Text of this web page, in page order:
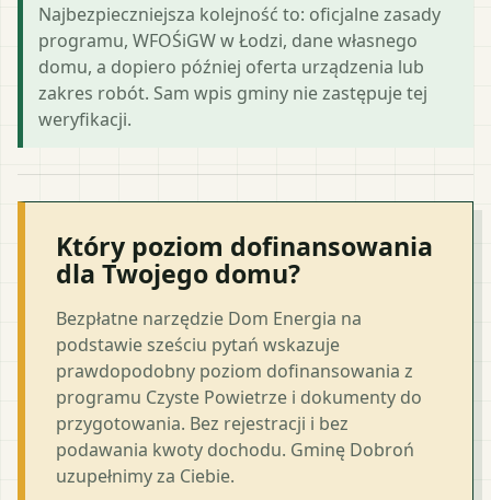
Najbezpieczniejsza kolejność to: oficjalne zasady
programu, WFOŚiGW w Łodzi, dane własnego
domu, a dopiero później oferta urządzenia lub
zakres robót. Sam wpis gminy nie zastępuje tej
weryfikacji.
Który poziom dofinansowania
dla Twojego domu?
Bezpłatne narzędzie Dom Energia na
podstawie sześciu pytań wskazuje
prawdopodobny poziom dofinansowania z
programu Czyste Powietrze i dokumenty do
przygotowania. Bez rejestracji i bez
podawania kwoty dochodu. Gminę Dobroń
uzupełnimy za Ciebie.